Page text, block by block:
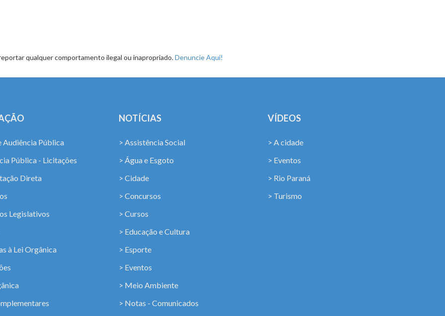
qualquer comportamento ilegal ou inapropriado.Denuncie Aqui!
Audiência Pública
Pública - Licitações
Direta
Legislativos
à Lei Orgânica
NOTÍCIAS
> Assistência Social
> Água e Esgoto
> Cidade
> Concursos
> Cursos
> Educação e Cultura
> Esporte
> Eventos
> Meio Ambiente
> Notas - Comunicados
VÍDEOS
> A cidade
> Eventos
> Rio Paraná
> Turismo